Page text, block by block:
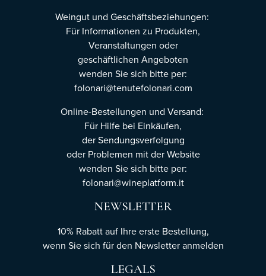
Weingut und Geschäftsbeziehungen:
Für Informationen zu Produkten,
Veranstaltungen oder
geschäftlichen Angeboten
wenden Sie sich bitte per:
folonari@tenutefolonari.com
Online-Bestellungen und Versand:
Für Hilfe bei Einkäufen,
der Sendungsverfolgung
oder Problemen mit der Website
wenden Sie sich bitte per:
folonari@wineplatform.it
NEWSLETTER
10% Rabatt auf Ihre erste Bestellung,
wenn Sie sich für den Newsletteranmelden
LEGALS